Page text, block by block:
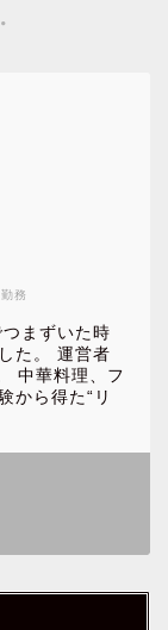
務
まずいた時
た。 運営者
中華料理、フ
から得た“リ